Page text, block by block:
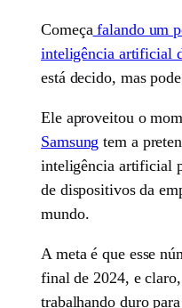
Começa falando um
inteligência artificial
está decido, mas
Ele aproveitou o
Samsung tem a
inteligência artificial
de dispositivos da
mundo.
A meta é que esse
final de 2024, e
trabalhando duro